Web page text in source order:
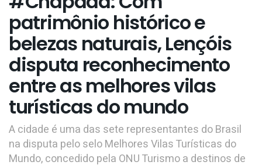
patrimônio histórico e
belezas naturais, Lençóis
disputa reconhecimento
entre as melhores vilas
turísticas do mundo
A cidade é uma das sete representantes do Brasil
na disputa pelo selo Melhores Vilas Turísticas do
Mundo, concedido pela ONU Turismo a destinos de